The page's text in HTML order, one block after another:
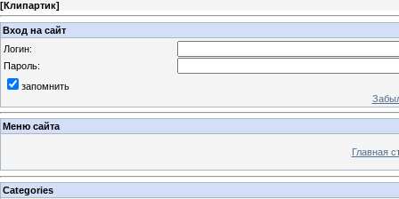
[Клипартик]
Вход на сайт
Логин:
Пароль:
запомнить
Меню сайта
Главная
Categories